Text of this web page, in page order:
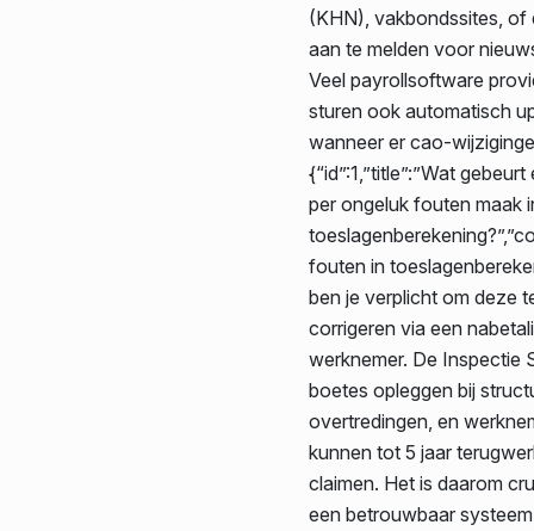
(KHN), vakbondssites, of
aan te melden voor
Veel payrollsoftware
sturen ook automatisch
wanneer er cao-
{“id”:1,”title”:”Wat gebeurt
per ongeluk fouten maak
fouten in
ben je verplicht om deze
corrigeren via een
werknemer. De Inspectie
boetes opleggen bij
overtredingen, en
kunnen tot 5 jaar
claimen. Het is daarom
een betrouwbaar